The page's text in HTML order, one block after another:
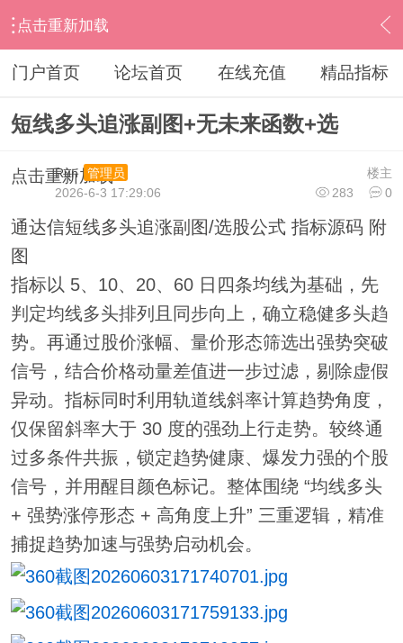
点击重新加载
› 通达信指标公式 › 副图公式 › 内容
门户首页 论坛首页 在线充值 精品指标
短线多头追涨副图+无未来函数+选
点击重新加载 楼主
Run
管理员
283
0
2026-6-3 17:29:06
通达信短线多头追涨副图/选股公式 指标源码 附
图
指标以 5、10、20、60 日四条均线为基础，先
判定均线多头排列且同步向上，确立稳健多头趋
势。再通过股价涨幅、量价形态筛选出强势突破
信号，结合价格动量差值进一步过滤，剔除虚假
异动。指标同时利用轨道线斜率计算趋势角度，
仅保留斜率大于 30 度的强劲上行走势。较终通
过多条件共振，锁定趋势健康、爆发力强的个股
信号，并用醒目颜色标记。整体围绕 “均线多头
+ 强势涨停形态 + 高角度上升” 三重逻辑，精准
捕捉趋势加速与强势启动机会。